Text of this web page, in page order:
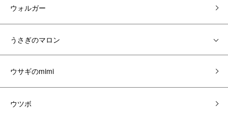
ウォルガー
うさぎのマロン
ウサギのmimi
ウツボ